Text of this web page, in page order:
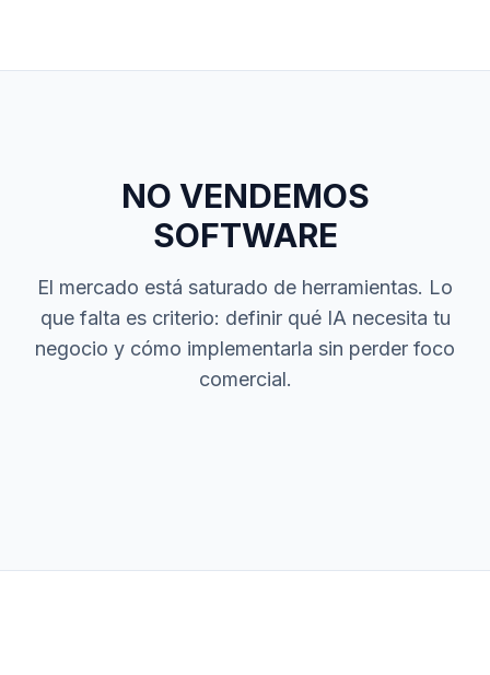
NO VENDEMOS
SOFTWARE
El mercado está saturado de herramientas. Lo
que falta es criterio: definir qué IA necesita tu
negocio y cómo implementarla sin perder foco
comercial.